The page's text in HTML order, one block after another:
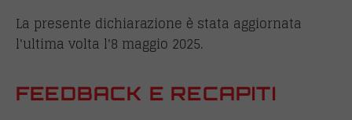
La presente dichiarazione è stata aggiornata
l'ultima volta l'8 maggio 2025.
FEEDBACK E RECAPITI